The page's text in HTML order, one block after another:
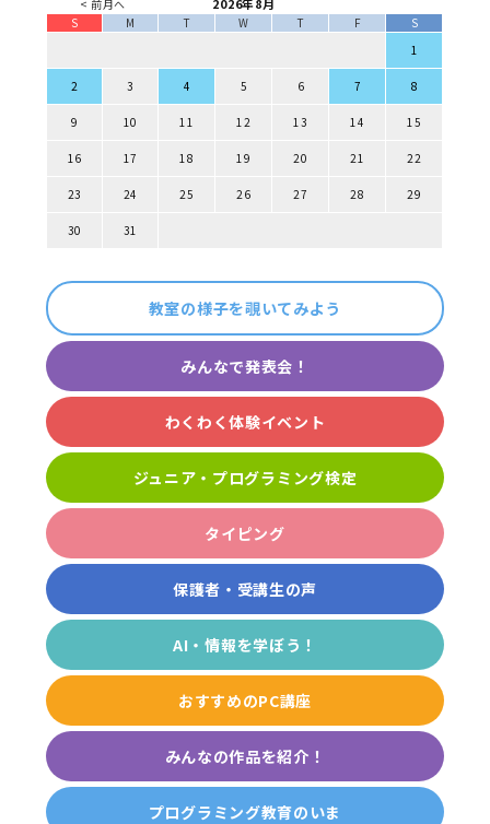
< 前月へ
S M T W T F
S
1
2 3 4 5 6 7 8
9 10 11 12 13 14 15
16 17 18 19 20 21 22
23 24 25 26 27 28 29
30 31
教室の様子を覗いてみよう
みんなで発表会！
わくわく体験イベント
ジュニア・プログラミング検定
タイピング
保護者・受講生の声
AI・情報を学ぼう！
おすすめのPC講座
みんなの作品を紹介！
プログラミング教育のいま